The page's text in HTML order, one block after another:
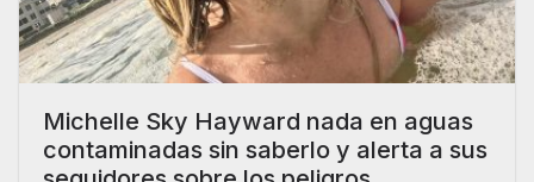
Michelle Sky Hayward nada en aguas
contaminadas sin saberlo y alerta a sus